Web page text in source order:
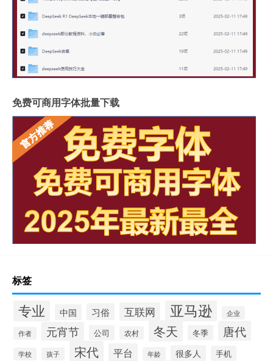
免费可商用字体批量下载
标签
专业 中国 习俗 互联网 亚马逊 企业
作者 元宵节 公司 农村 冬天 冬季 唐代
学校 孩子 宋代 平台 年龄 很多人 手机